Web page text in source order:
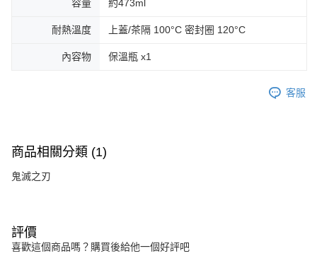
容量 約473ml
耐熱溫度 上蓋/茶隔 100°C 密封圈 120°C
內容物 保溫瓶 x1
客服
商品相關分類 (1)
鬼滅之刃
評價
喜歡這個商品嗎？購買後給他一個好評吧